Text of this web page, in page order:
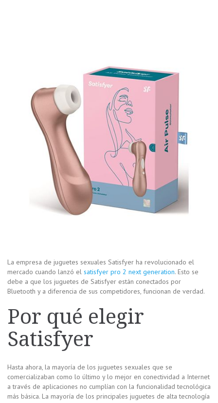
La empresa de juguetes sexuales Satisfyer ha revolucionado el
mercado cuando lanzó el satisfyer pro 2 next generation. Esto se
debe a que los juguetes de Satisfyer están conectados por
Bluetooth y a diferencia de sus competidores, funcionan de verdad.
Por qué elegir
Satisfyer
Hasta ahora, la mayoría de los juguetes sexuales que se
comercializaban como lo último y lo mejor en conectividad a Internet
a través de aplicaciones no cumplían con la funcionalidad tecnológica
más básica. La mayoría de los principales juguetes de alta tecnología